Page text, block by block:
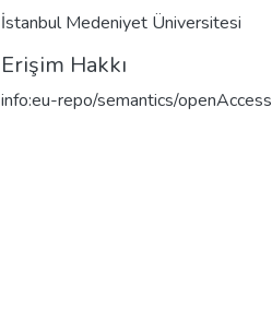
İstanbul Medeniyet Üniversitesi
Erişim Hakkı
info:eu-repo/semantics/openAccess